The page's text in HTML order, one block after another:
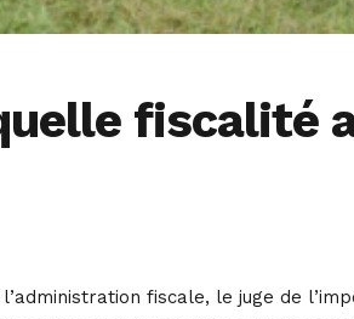
fiscalité
fiscale, le juge de